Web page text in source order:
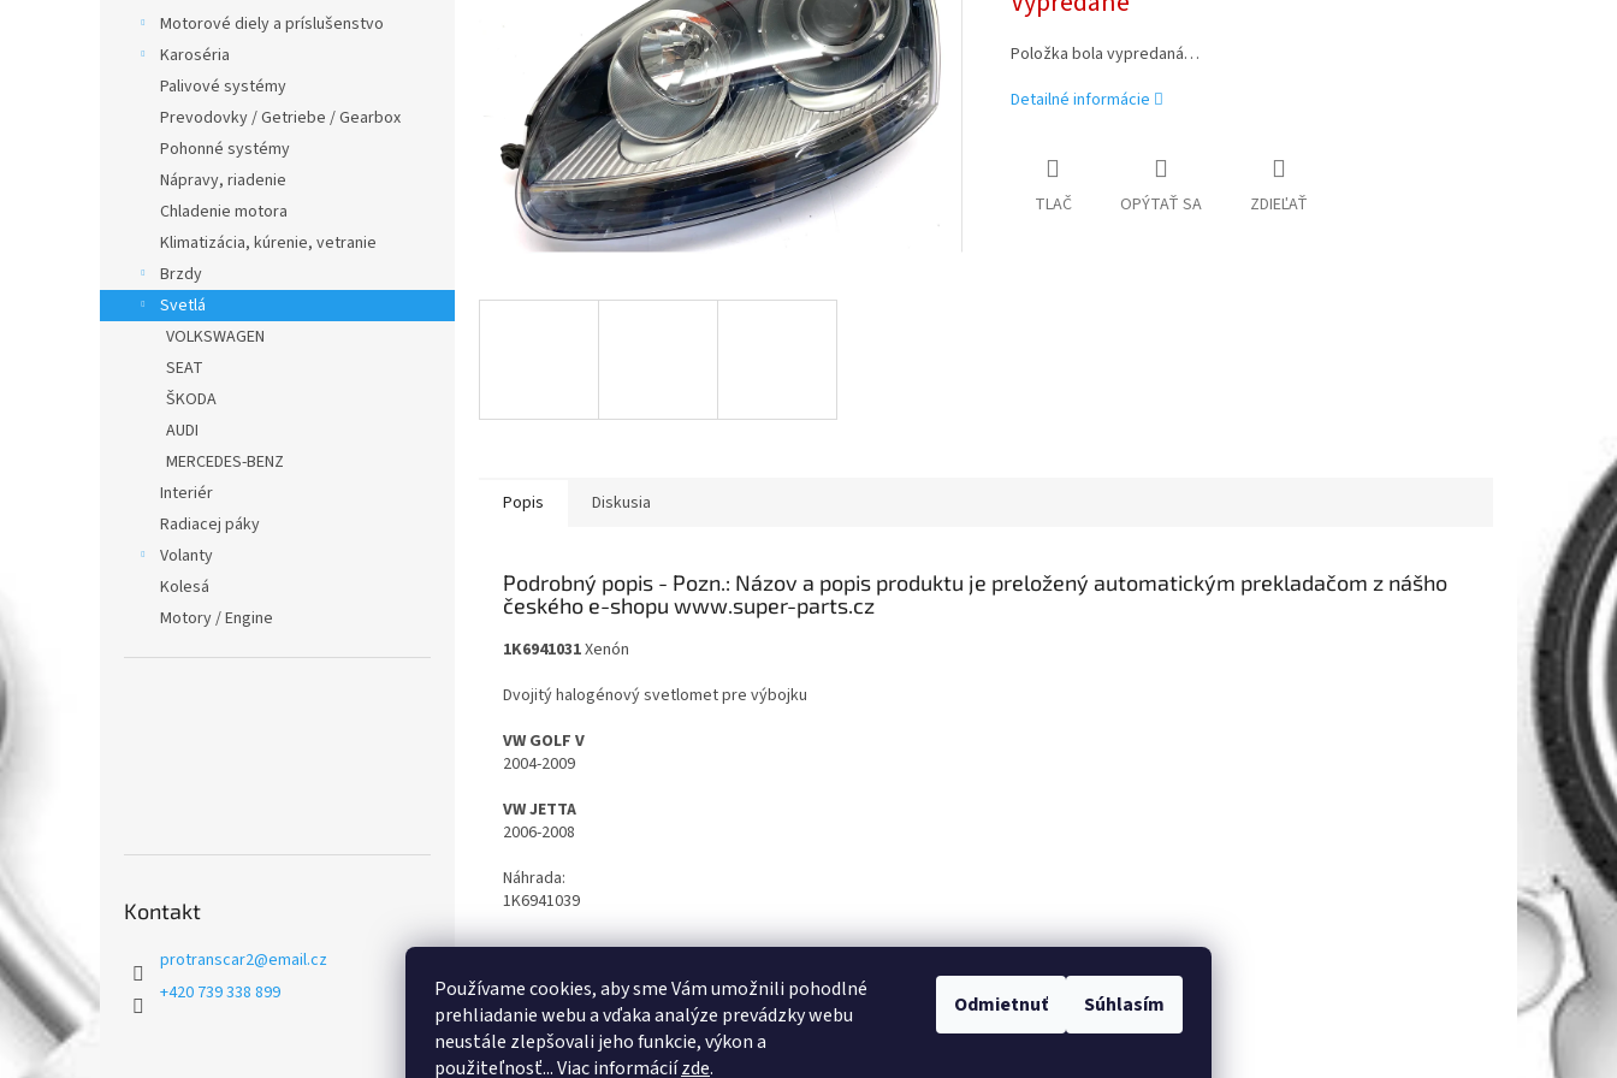
Používame cookies, aby sme Vám umožnili pohodlné
prehliadanie webu a vďaka analýze prevádzky webu
neustále zlepšovali jeho funkcie, výkon a
použiteľnosť... Viac informáciízde.
Odmietnuť Súhlasím
Motorové diely a príslušenstvo
Karoséria
Palivové systémy
Prevodovky / Getriebe / Gearbox
Pohonné systémy
Nápravy, riadenie
Chladenie motora
Klimatizácia, kúrenie, vetranie
Brzdy
Svetlá
VOLKSWAGEN
SEAT
ŠKODA
AUDI
MERCEDES-BENZ
Interiér
Radiacej páky
Volanty
Kolesá
Motory / Engine
Kontakt
protranscar2@email.cz
+420 739 338 899
Položka bola vypredaná…
Detailné informácie
TLAČ OPÝTAŤ SA ZDIEĽAŤ
Popis Diskusia
Podrobný popis
1K6941031Xenón
Dvojitý halogénový svetlomet pre výbojku
VW GOLF V
2004-2009
VW JETTA
2006-2008
Náhrada:
1K6941039